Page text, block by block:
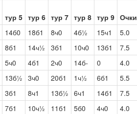
тур 5 тур 6 тур 7 тур 8 тур 9 Очки
14б0 18б1 8ч0 4б½ 15ч1 5.0
8б1 14ч½ 3б1 10ч0 13б1 7.5
5ч0 4б1 2ч0 14б- 0 4.0
13б½ 3ч0 20б1 1ч½ 6б1 5.5
3б1 8ч1 13б½ 6ч1 14б1 7.5
7б1 10ч½ 11б1 5б0 4ч0 4.0